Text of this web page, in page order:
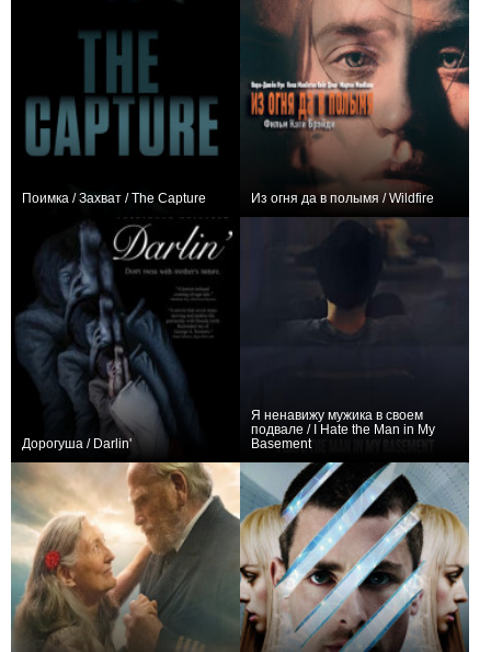
Поимка / Захват / The Capture Из огня да в полымя / Wildfire
Дорогуша / Darlin'
Я ненавижу мужика в своем
подвале / I Hate the Man in My
Basement